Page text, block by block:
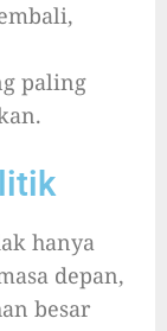
paling
hanya
depan,
besar